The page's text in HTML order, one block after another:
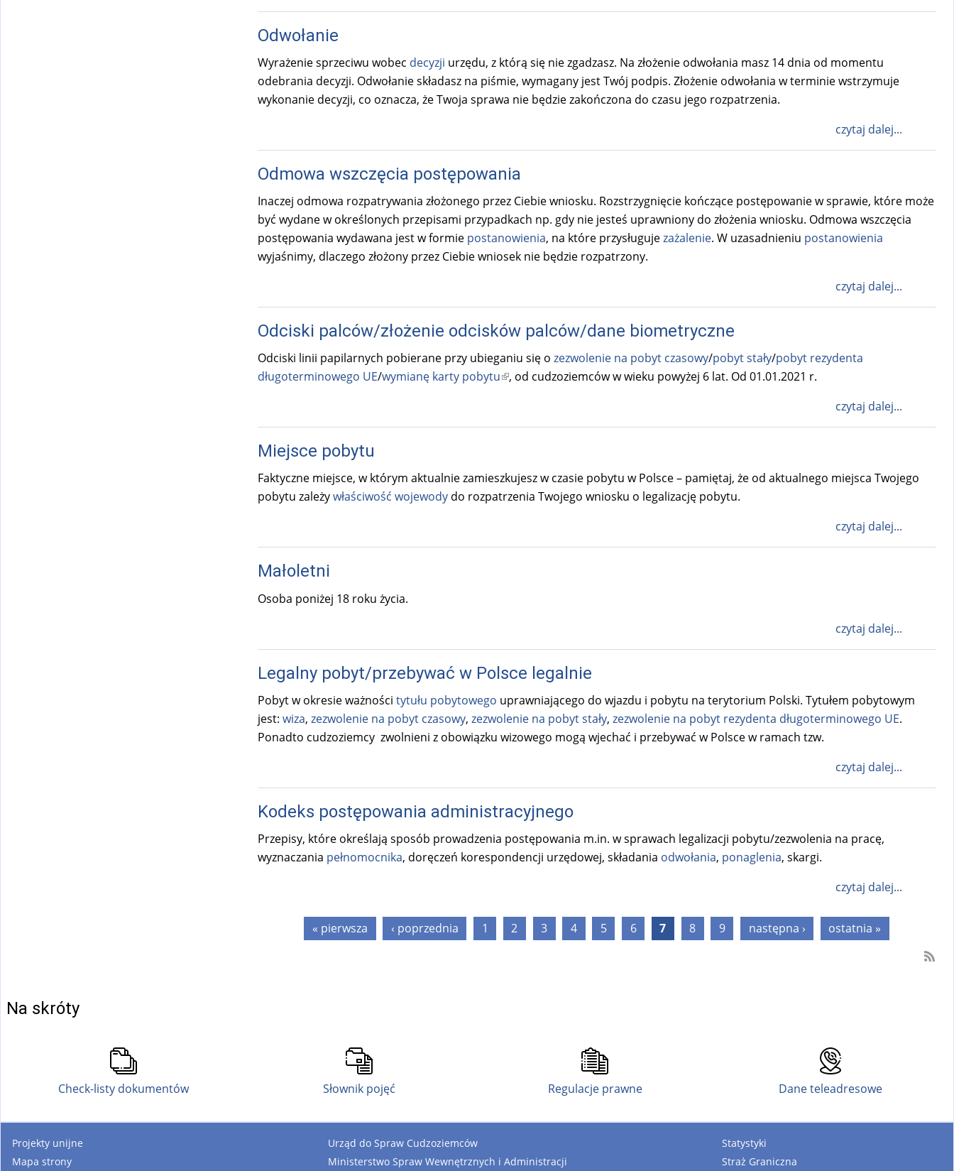
Odwołanie
Wyrażenie sprzeciwu wobec decyzji urzędu, z którą się nie zgadzasz. Na złożenie odwołania masz 14 dnia od momentu
odebrania decyzji. Odwołanie składasz na piśmie, wymagany jest Twój podpis. Złożenie odwołania w terminie wstrzymuje
wykonanie decyzji, co oznacza, że Twoja sprawa nie będzie zakończona do czasu jego rozpatrzenia.
czytaj dalej...
Odmowa wszczęcia postępowania
Inaczej odmowa rozpatrywania złożonego przez Ciebie wniosku. Rozstrzygnięcie kończące postępowanie w sprawie, które może
być wydane w określonych przepisami przypadkach np. gdy nie jesteś uprawniony do złożenia wniosku. Odmowa wszczęcia
postępowania wydawana jest w formie postanowienia, na które przysługujezażalenie. W uzasadnieniu postanowienia
wyjaśnimy, dlaczego złożony przez Ciebie wniosek nie będzie rozpatrzony.
czytaj dalej...
Odciski palców/złożenie odcisków palców/dane biometryczne
Odciski linii papilarnych pobierane przy ubieganiu się o zezwolenie na pobyt czasowy/pobyt stały/pobyt rezydenta
długoterminowego UE/wymianę karty pobytu(
n
s
e
)
, od cudzoziemców w wieku powyżej 6 lat. Od 01.01.2021 r.
czytaj dalej...
Miejsce pobytu
Faktyczne miejsce, w którym aktualnie zamieszkujesz w czasie pobytu w Polsce – pamiętaj, że od aktualnego miejsca Twojego
pobytu zależy właściwość wojewodydo rozpatrzenia Twojego wniosku o legalizację pobytu.
czytaj dalej...
Małoletni
Osoba poniżej 18 roku życia.
czytaj dalej...
Legalny pobyt/przebywać w Polsce legalnie
Pobyt w okresie ważności tytułu pobytowego uprawniającego do wjazdu i pobytu na terytorium Polski. Tytułem pobytowym
jest: wiza, zezwolenie na pobyt czasowy, zezwolenie na pobyt stały, zezwolenie na pobyt rezydenta długoterminowego UE.
Ponadto cudzoziemcy zwolnieni z obowiązku wizowego mogą wjechać i przebywać w Polsce w ramach tzw.
czytaj dalej...
Kodeks postępowania administracyjnego
Przepisy, które określają sposób prowadzenia postępowania m.in. w sprawach legalizacji pobytu/zezwolenia na pracę,
wyznaczania pełnomocnika, doręczeń korespondencji urzędowej, składania odwołania, ponaglenia, skargi.
czytaj dalej...
Strony « pierwsza ‹ poprzednia 1 2 3 4 5 6 7 8 9 następna › ostatnia »
Na skróty
Check-listy dokumentów Słownik pojęć Regulacje prawne Dane teleadresowe
Projekty unijne
Mapa strony
Urząd do Spraw Cudzoziemców
Ministerstwo Spraw Wewnętrznych i Administracji
Statystyki
Straż Graniczna